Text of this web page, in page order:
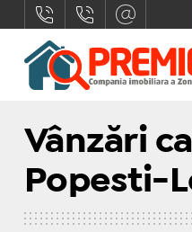
Vânzări
Popesti-